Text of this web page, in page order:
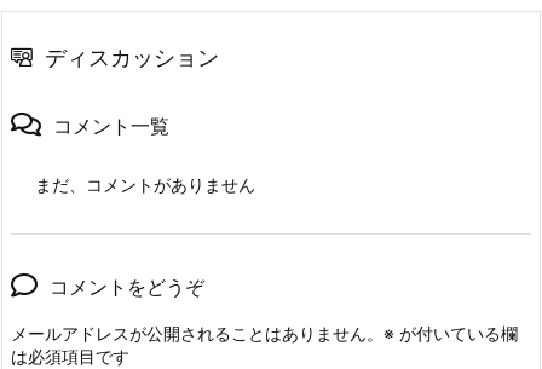
ディスカッション
コメント一覧
まだ、コメントがありません
コメントをどうぞ
メールアドレスが公開されることはありません。 ※ が付いている欄
は必須項目です